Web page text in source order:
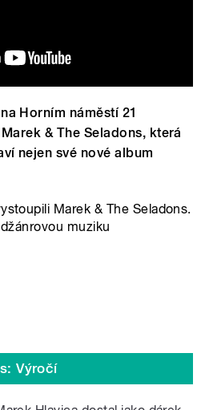
Horním náměstí 21
& The Seladons, která
nejen své nové album
Marek & The Seladons.
muziku
Výročí